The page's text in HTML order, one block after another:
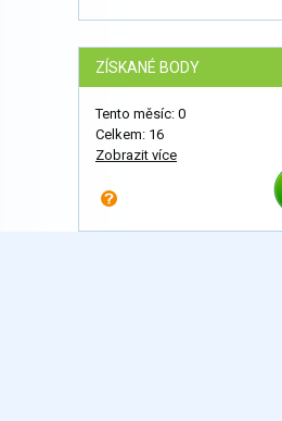
ZÍSKANÉ BODY
Tento měsíc: 0
Celkem: 16
Zobrazit více